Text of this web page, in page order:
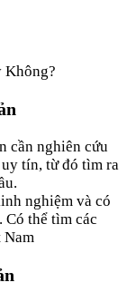
Không?
cần nghiên cứu
uy tín, từ đó tìm ra
nghiệm và có
thể tìm các